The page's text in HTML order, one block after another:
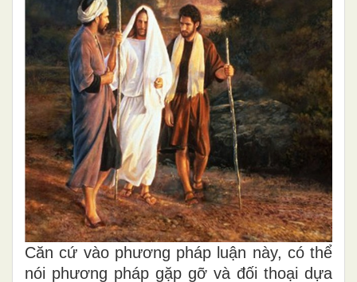
Căn cứ vào phương pháp luận này, có thể
nói phương pháp gặp gỡ và đối thoại dựa